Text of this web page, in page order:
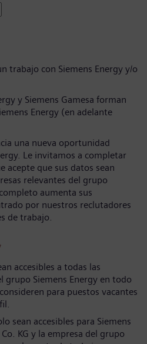
trabajo con Siemens Energy y/o
y Siemens Gamesa forman
Energy (en adelante
una nueva oportunidad
Le invitamos a completar
acepte que sus datos sean
relevantes del grupo
aumenta sus
por nuestros reclutadores
de trabajo.
accesibles a todas las
grupo Siemens Energy en todo
para puestos vacantes
sean accesibles para Siemens
KG y la empresa del grupo